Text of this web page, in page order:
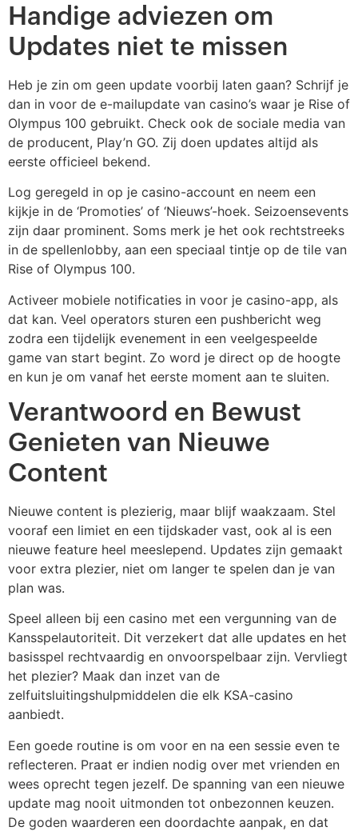
Handige adviezen om
Updates niet te missen
Heb je zin om geen update voorbij laten gaan? Schrijf je
dan in voor de e-mailupdate van casino’s waar je Rise of
Olympus 100 gebruikt. Check ook de sociale media van
de producent, Play’n GO. Zij doen updates altijd als
eerste officieel bekend.
Log geregeld in op je casino-account en neem een
kijkje in de ‘Promoties’ of ‘Nieuws’-hoek. Seizoensevents
zijn daar prominent. Soms merk je het ook rechtstreeks
in de spellenlobby, aan een speciaal tintje op de tile van
Rise of Olympus 100.
Activeer mobiele notificaties in voor je casino-app, als
dat kan. Veel operators sturen een pushbericht weg
zodra een tijdelijk evenement in een veelgespeelde
game van start begint. Zo word je direct op de hoogte
en kun je om vanaf het eerste moment aan te sluiten.
Verantwoord en Bewust
Genieten van Nieuwe
Content
Nieuwe content is plezierig, maar blijf waakzaam. Stel
vooraf een limiet en een tijdskader vast, ook al is een
nieuwe feature heel meeslepend. Updates zijn gemaakt
voor extra plezier, niet om langer te spelen dan je van
plan was.
Speel alleen bij een casino met een vergunning van de
Kansspelautoriteit. Dit verzekert dat alle updates en het
basisspel rechtvaardig en onvoorspelbaar zijn. Vervliegt
het plezier? Maak dan inzet van de
zelfuitsluitingshulpmiddelen die elk KSA-casino
aanbiedt.
Een goede routine is om voor en na een sessie even te
reflecteren. Praat er indien nodig over met vrienden en
wees oprecht tegen jezelf. De spanning van een nieuwe
update mag nooit uitmonden tot onbezonnen keuzen.
De goden waarderen een doordachte aanpak, en dat